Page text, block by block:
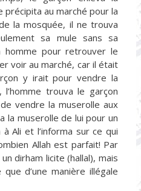
au marché pour la
la mosquée, il ne trouva
sa mule sans sa
homme pour retrouver le
voir au marché, car il était
y irait pour vendre la
l’homme trouva le garçon
vendre la muserolle aux
la muserolle de lui pour un
Ali et l’informa sur ce qui
Allah est parfait! Par
dirham licite (hallal), mais
d’une manière illégale